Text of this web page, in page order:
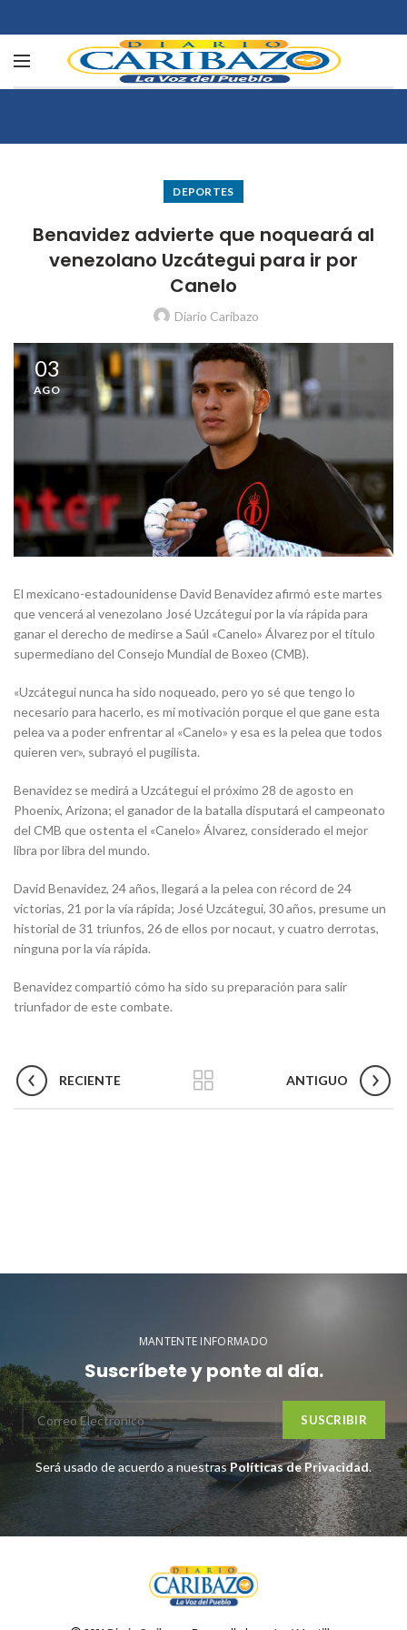
DEPORTES
Benavidez advierte que noqueará al
venezolano Uzcátegui para ir por
Canelo
Diario Caribazo
03
AGO
El mexicano-estadounidense David Benavidez afirmó este martes
que vencerá al venezolano José Uzcátegui por la vía rápida para
ganar el derecho de medirse a Saúl «Canelo» Álvarez por el título
supermediano del Consejo Mundial de Boxeo (CMB).
«Uzcátegui nunca ha sido noqueado, pero yo sé que tengo lo
necesario para hacerlo, es mi motivación porque el que gane esta
pelea va a poder enfrentar al «Canelo» y esa es la pelea que todos
quieren ver», subrayó el pugilista.
Benavidez se medirá a Uzcátegui el próximo 28 de agosto en
Phoenix, Arizona; el ganador de la batalla disputará el campeonato
del CMB que ostenta el «Canelo» Álvarez, considerado el mejor
libra por libra del mundo.
David Benavidez, 24 años, llegará a la pelea con récord de 24
victorias, 21 por la vía rápida; José Uzcátegui, 30 años, presume un
historial de 31 triunfos, 26 de ellos por nocaut, y cuatro derrotas,
ninguna por la vía rápida.
Benavidez compartió cómo ha sido su preparación para salir
triunfador de este combate.
RECIENTE ANTIGUO
MANTENTE INFORMADO
Suscríbete y ponte al día.
Será usado de acuerdo a nuestrasPolíticas de Privacidad.